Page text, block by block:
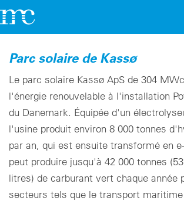
Support & Formation
Entreprise
Carrière
Langue
Parc solaire de Kassø
Le parc solaire Kassø ApS de 304
l'énergie renouvelable à l'installation
du Danemark. Équipée d'un
l'usine produit environ 8 000 tonnes
par an, qui est ensuite transformé en
peut produire jusqu'à 42 000 tonnes
litres) de carburant vert chaque année
secteurs tels que le transport